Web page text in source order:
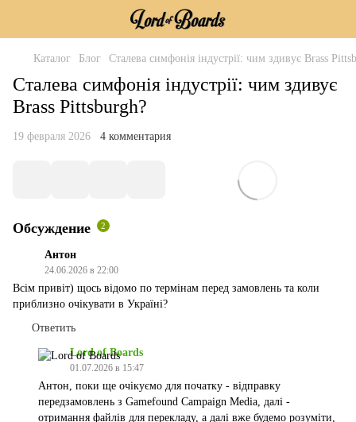
Каталог Блог Сталева симфонія індустрії: чим здивує Brass
Сталева симфонія індустрії: чим здивує
Brass Pittsburgh?
19 февраля 2026 4 комментария
Обсуждение 2
Антон
24.06.2026 в 22:00
Всім привіт) щось відомо по термінам перед замовлень та коли
приблизно очікувати в Україні?
Ответить
Lord of Boards
01.07.2026 в 15:47
Антон, поки ще очікуємо для початку - відправку
передзамовлень з Gamefound Campaign Media, далі -
отримання файлів для перекладу, а далі вже будемо розуміти,